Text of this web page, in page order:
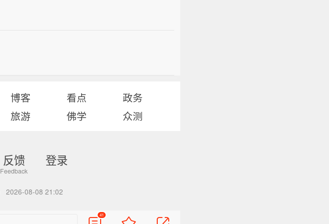
博客 看点
政务
旅游 佛学 众测
反馈 登录
2026-08-08 21:02
41